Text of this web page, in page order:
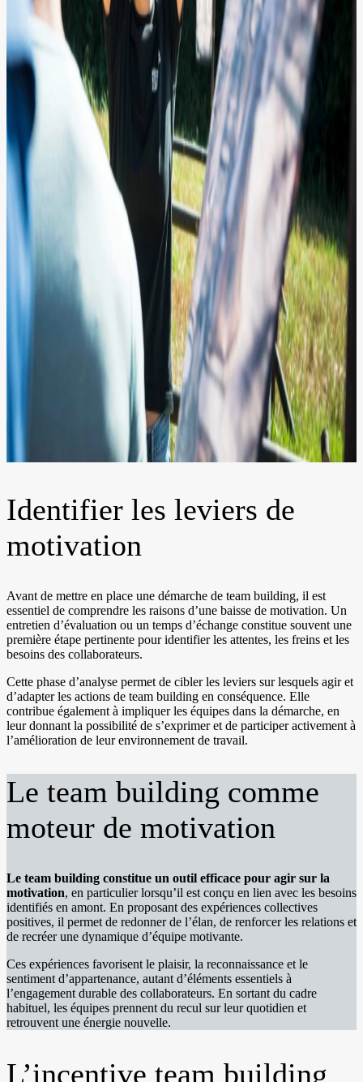
Identifier les leviers de
motivation
Avant de mettre en place une démarche de team building, il est
essentiel de comprendre les raisons d’une baisse de motivation. Un
entretien d’évaluation ou un temps d’échange constitue souvent une
première étape pertinente pour identifier les attentes, les freins et les
besoins des collaborateurs.
Cette phase d’analyse permet de cibler les leviers sur lesquels agir et
d’adapter les actions de team building en conséquence. Elle
contribue également à impliquer les équipes dans la démarche, en
leur donnant la possibilité de s’exprimer et de participer activement à
l’amélioration de leur environnement de travail.
Le team building comme
moteur de motivation
Le team building constitue un outil efficace pour agir sur la
motivation, en particulier lorsqu’il est conçu en lien avec les besoins
identifiés en amont. En proposant des expériences collectives
positives, il permet de redonner de l’élan, de renforcer les relations et
de recréer une dynamique d’équipe motivante.
Ces expériences favorisent le plaisir, la reconnaissance et le
sentiment d’appartenance, autant d’éléments essentiels à
l’engagement durable des collaborateurs. En sortant du cadre
habituel, les équipes prennent du recul sur leur quotidien et
retrouvent une énergie nouvelle.
L’incentive team building